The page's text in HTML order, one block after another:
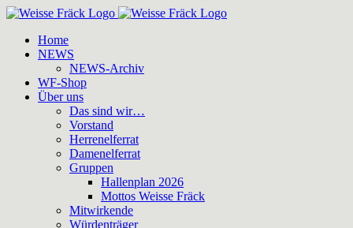
Zum
springenHome
NEWS
NEWS-Archiv
WF-Shop
Über uns
Das sind wir…
Vorstand
Herrenelferrat
Damenelferrat
Gruppen
Hallenplan 2026
Mottos Weisse Fräck
Mitwirkende
Würdenträger